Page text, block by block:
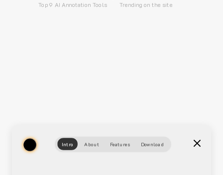
Top 9 AI Annotation Tools Trending on the site
Intro About Features Download